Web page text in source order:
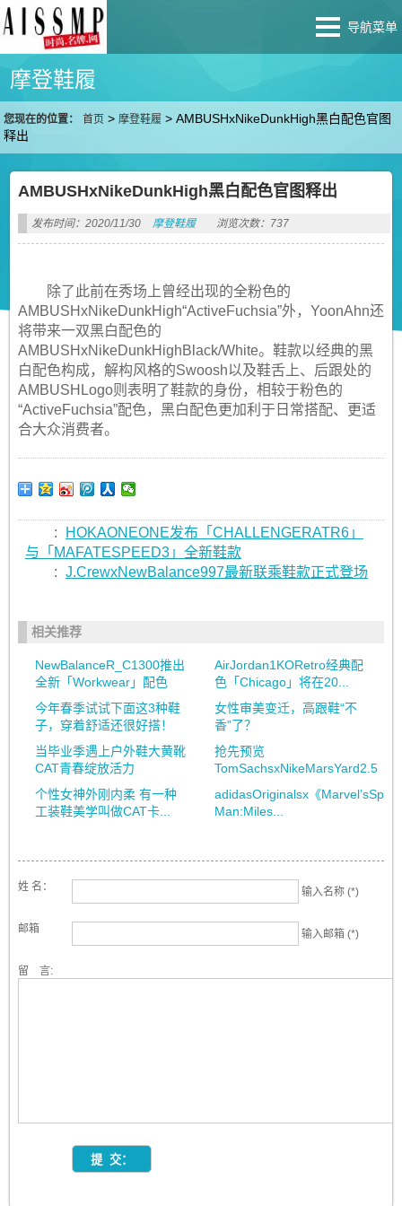
导航菜单
摩登鞋履
您现在的位置： 首页 >摩登鞋履 >AMBUSHxNikeDunkHigh黑白配色官图
释出
AMBUSHxNikeDunkHigh黑白配色官图释出
发布时间：2020/11/30 摩登鞋履 浏览次数：737
除了此前在秀场上曾经出现的全粉色的
AMBUSHxNikeDunkHigh“ActiveFuchsia”外，YoonAhn还
将带来一双黑白配色的
AMBUSHxNikeDunkHighBlack/White。鞋款以经典的黑
白配色构成，解构风格的Swoosh以及鞋舌上、后跟处的
AMBUSHLogo则表明了鞋款的身份，相较于粉色的
“ActiveFuchsia”配色，黑白配色更加利于日常搭配、更适
合大众消费者。
:
HOKAONEONE发布「CHALLENGERATR6」
与「MAFATESPEED3」全新鞋款
: J.CrewxNewBalance997最新联乘鞋款正式登场
相关推荐
NewBalanceR_C1300推出
全新「Workwear」配色
AirJordan1KORetro经典配
色「Chicago」将在20...
今年春季试试下面这3种鞋
子，穿着舒适还很好搭！
女性审美变迁，高跟鞋“不
香”了？
当毕业季遇上户外鞋大黄靴
CAT青春绽放活力
抢先预览
TomSachsxNikeMarsYard2.5
个性女神外刚内柔 有一种
工装鞋美学叫做CAT卡...
adidasOriginalsx《
Man:Miles...
姓 名： 输入名称 (*)
邮箱 输入邮箱 (*)
留 言: